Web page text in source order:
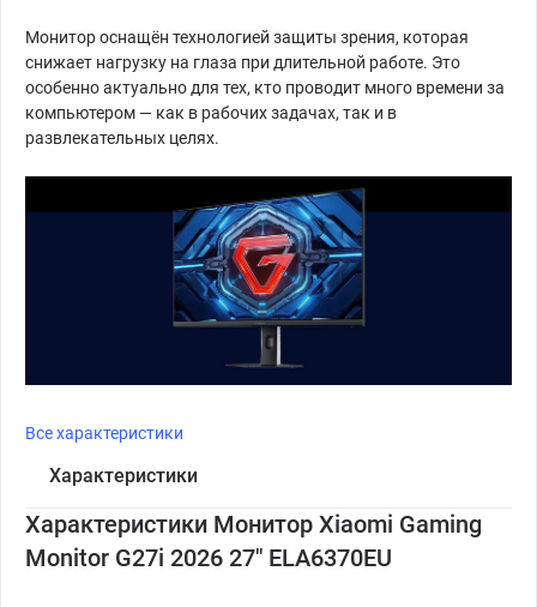
Монитор оснащён технологией защиты зрения, которая
снижает нагрузку на глаза при длительной работе. Это
особенно актуально для тех, кто проводит много времени за
компьютером — как в рабочих задачах, так и в
развлекательных целях.
Все характеристики
Характеристики
Характеристики Монитор Xiaomi Gaming
Monitor G27i 2026 27" ELA6370EU